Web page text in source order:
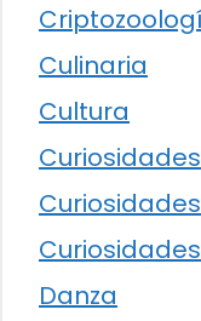
Culinaria
Cultura
Curiosidades
Danza